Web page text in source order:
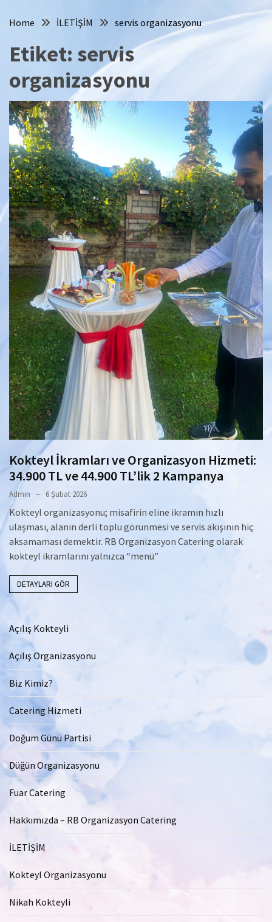
Home İLETİŞİM servis organizasyonu
Etiket: servis
organizasyonu
Kokteyl İkramları ve Organizasyon Hizmeti:
34.900 TL ve 44.900 TL’lik 2 Kampanya
Admin 6 Şubat 2026
Kokteyl organizasyonu; misafirin eline ikramın hızlı
ulaşması, alanın derli toplu görünmesi ve servis akışının hiç
aksamaması demektir. RB Organizasyon Catering olarak
kokteyl ikramlarını yalnızca “menü”
DETAYLARI GÖR
Açılış Kokteyli
Açılış Organizasyonu
Biz Kimiz?
Catering Hizmeti
Doğum Günü Partisi
Düğün Organizasyonu
Fuar Catering
Hakkımızda – RB Organizasyon Catering
İLETİŞİM
Kokteyl Organizasyonu
Nikah Kokteyli